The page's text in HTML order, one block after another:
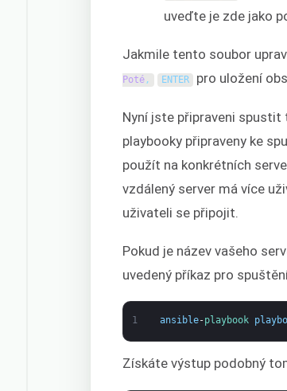
uveďte je zde jako
Jakmile tento soubor
Poté , ENTER pro uložení
Nyní jste připraveni spustit
playbooky připraveny ke
použít na konkrétních
vzdálený server má více
uživateli se připojit.
Pokud je název vašeho
uvedený příkaz pro
1 ansible-playbook
Získáte výstup podobný